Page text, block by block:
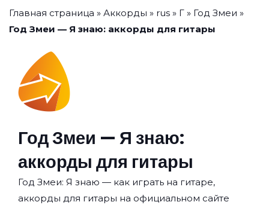
Главная страница » Аккорды » rus » Г » Год Змеи »
Год Змеи — Я знаю: аккорды для гитары
Год Змеи — Я знаю:
аккорды для гитары
Год Змеи: Я знаю — как играть на гитаре,
аккорды для гитары на официальном сайте